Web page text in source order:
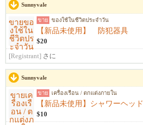
Sunnyvale
ขาย ของใช้ในชีวิตประจำวัน
【新品未使用】 防犯器具
$20
[Registrant] さに
Sunnyvale
ขาย เครื่องเรือน / ตกแต่งภายใน
【新品未使用】シャワーヘッド
$10